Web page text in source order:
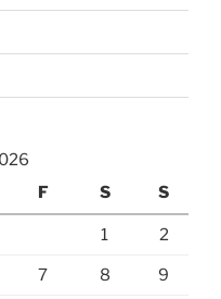
F S S
1 2
7 8 9